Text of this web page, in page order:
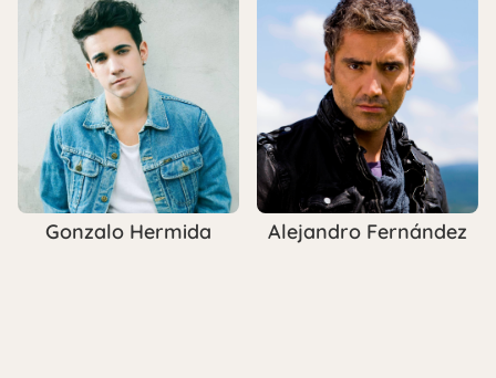
Gonzalo Hermida Alejandro Fernández